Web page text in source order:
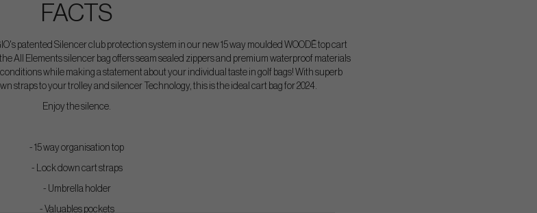
FACTS
patented Silencer club protection system in our new 15 way moulded WOODĒ top cart
All Elements silencer bag offers seam sealed zippers and premium waterproof materials
while making a statement about your individual taste in golf bags! With superb
straps to your trolley and silencer Technology, this is the ideal cart bag for 2024.
Enjoy the silence.
- 15 way organisation top
- Lock down cart straps
- Umbrella holder
- Valuables pockets